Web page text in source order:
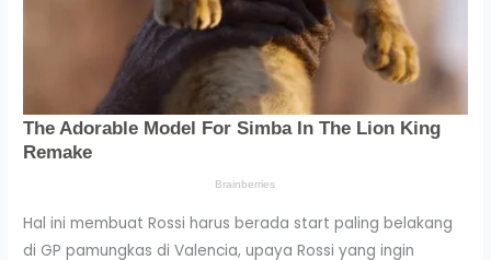
Hal ini membuat Rossi harus berada start paling belakang
di GP pamungkas di Valencia, upaya Rossi yang ingin